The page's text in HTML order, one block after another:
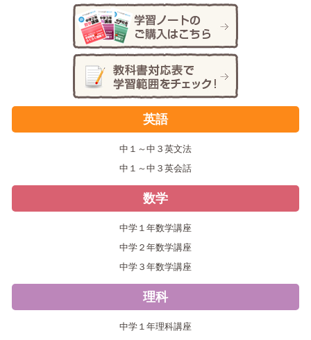
英語
中１～中３英文法
中１～中３英会話
数学
中学１年数学講座
中学２年数学講座
中学３年数学講座
理科
中学１年理科講座